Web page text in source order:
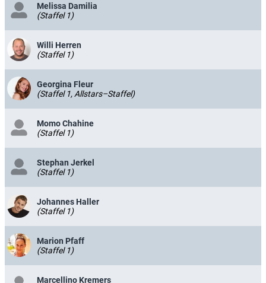
Melissa Damilia
(Staffel 1)
Willi Herren
(Staffel 1)
Georgina Fleur
(Staffel 1, Allstars–Staffel)
Momo Chahine
(Staffel 1)
Stephan Jerkel
(Staffel 1)
Johannes Haller
(Staffel 1)
Marion Pfaff
(Staffel 1)
Marcellino Kremers